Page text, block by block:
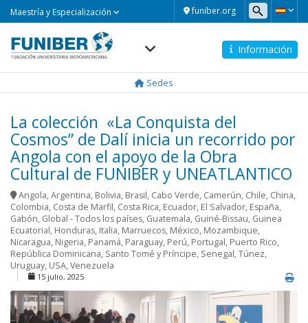
funiber.org
Maestría y Especialización
Información
Sedes
La colección «La Conquista del
Cosmos” de Dalí inicia un recorrido por
Angola con el apoyo de la Obra
Cultural de FUNIBER y UNEATLANTICO
Angola,Argentina, Bolivia, Brasil, Cabo Verde, Camerún, Chile, China,
Colombia, Costa de Marfil, Costa Rica, Ecuador, El Salvador, España,
Gabón, Global - Todos los países, Guatemala, Guiné-Bissau, Guinea
Ecuatorial, Honduras, Italia, Marruecos, México, Mozambique,
Nicaragua, Nigeria, Panamá, Paraguay, Perú, Portugal, Puerto Rico,
República Dominicana, Santo Tomé y Príncipe, Senegal,Túnez,
Uruguay, USA,Venezuela
15 julio, 2025